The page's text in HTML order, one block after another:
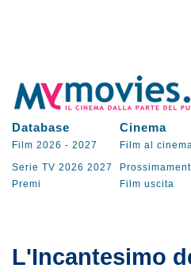
Database Cinema
Film 2026 - 2027 Film al
Serie TV 2026 2027
Premi
Film uscita
L'Incantesimo